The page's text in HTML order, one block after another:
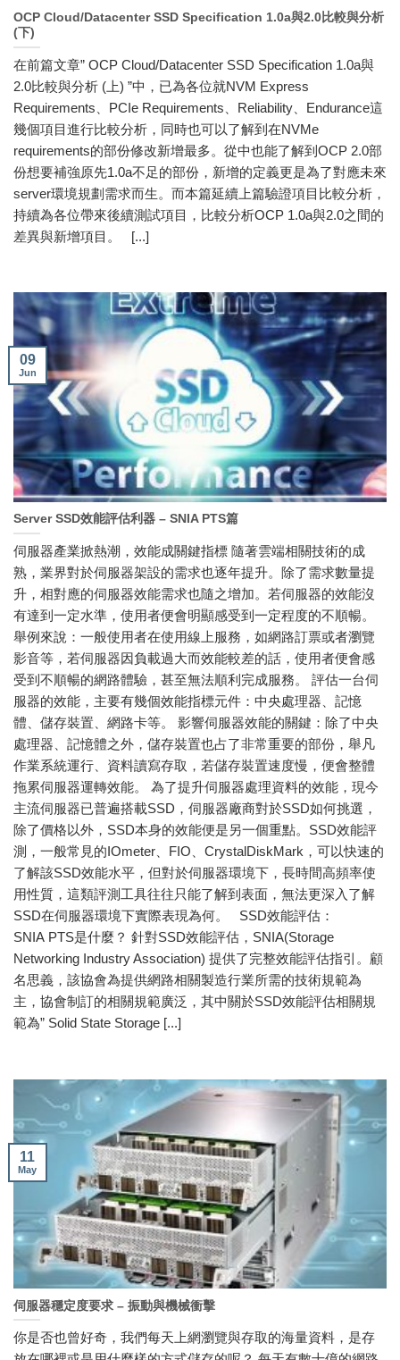
OCP Cloud/Datacenter SSD Specification 1.0a與2.0比較與分析
(下)
在前篇文章” OCP Cloud/Datacenter SSD Specification 1.0a與
2.0比較與分析 (上) ”中，已為各位就NVM Express
Requirements、PCIe Requirements、Reliability、Endurance這
幾個項目進行比較分析，同時也可以了解到在NVMe
requirements的部份修改新增最多。從中也能了解到OCP 2.0部
份想要補強原先1.0a不足的部份，新增的定義更是為了對應未來
server環境規劃需求而生。而本篇延續上篇驗證項目比較分析，
持續為各位帶來後續測試項目，比較分析OCP 1.0a與2.0之間的
差異與新增項目。 [...]
Server SSD效能評估利器 – SNIA PTS篇
伺服器產業掀熱潮，效能成關鍵指標 隨著雲端相關技術的成
熟，業界對於伺服器架設的需求也逐年提升。除了需求數量提
升，相對應的伺服器效能需求也隨之增加。若伺服器的效能沒
有達到一定水準，使用者便會明顯感受到一定程度的不順暢。
舉例來說：一般使用者在使用線上服務，如網路訂票或者瀏覽
影音等，若伺服器因負載過大而效能較差的話，使用者便會感
受到不順暢的網路體驗，甚至無法順利完成服務。 評估一台伺
服器的效能，主要有幾個效能指標元件：中央處理器、記憶
體、儲存裝置、網路卡等。 影響伺服器效能的關鍵：除了中央
處理器、記憶體之外，儲存裝置也占了非常重要的部份，舉凡
作業系統運行、資料讀寫存取，若儲存裝置速度慢，便會整體
拖累伺服器運轉效能。 為了提升伺服器處理資料的效能，現今
主流伺服器已普遍搭載SSD，伺服器廠商對於SSD如何挑選，
除了價格以外，SSD本身的效能便是另一個重點。SSD效能評
測，一般常見的IOmeter、FIO、CrystalDiskMark，可以快速的
了解該SSD效能水平，但對於伺服器環境下，長時間高頻率使
用性質，這類評測工具往往只能了解到表面，無法更深入了解
SSD在伺服器環境下實際表現為何。 SSD效能評估：
SNIA PTS是什麼？ 針對SSD效能評估，SNIA(Storage
Networking Industry Association) 提供了完整效能評估指引。顧
名思義，該協會為提供網路相關製造行業所需的技術規範為
主，協會制訂的相關規範廣泛，其中關於SSD效能評估相關規
範為” Solid State Storage [...]
09
Jun
伺服器穩定度要求 – 振動與機械衝擊
你是否也曾好奇，我們每天上網瀏覽與存取的海量資料，是存
11
May